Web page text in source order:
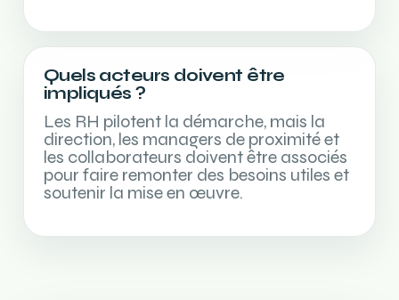
Quels acteurs doivent être
impliqués ?
Les RH pilotent la démarche, mais la
direction, les managers de proximité et
les collaborateurs doivent être associés
pour faire remonter des besoins utiles et
soutenir la mise en œuvre.